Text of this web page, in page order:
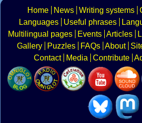
Home News Writing systems
Languages
Useful phrases
Multilingual pages
Events Articles
Gallery
Puzzles FAQs About
Contact
Media Contribute